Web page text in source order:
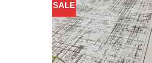
SALE
Додати
до
обраного